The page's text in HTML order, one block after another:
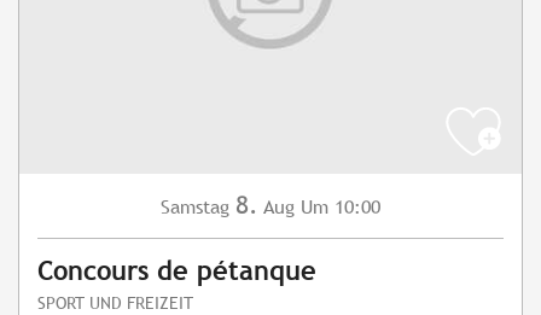
Samstag 8. Aug Um 10:00
Concours de pétanque
SPORT UND FREIZEIT